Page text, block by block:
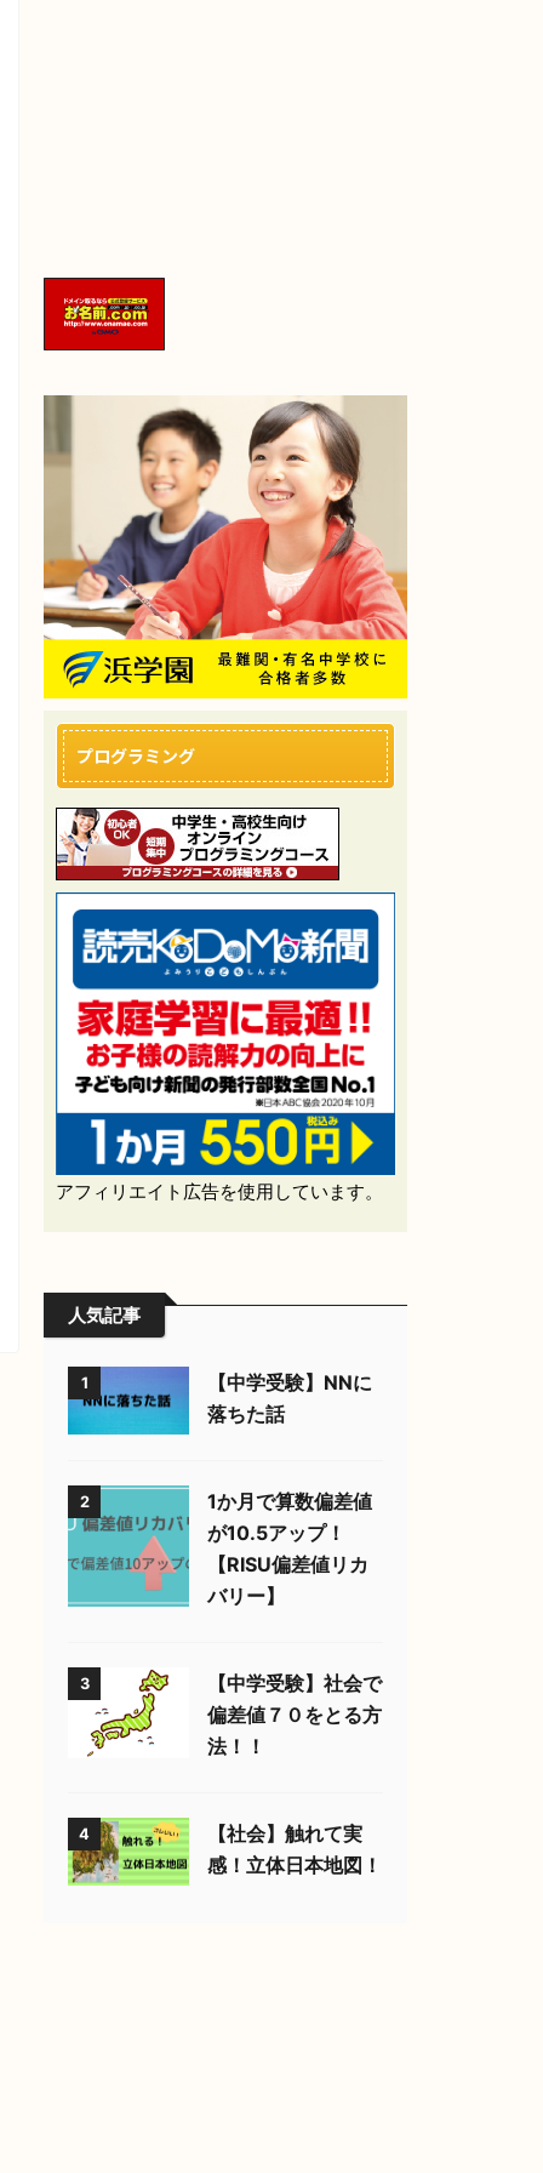
プログラミング
アフィリエイト広告を使用しています。
人気記事
1
【中学受験】NNに
落ちた話
2
1か月で算数偏差値
が10.5アップ！
【RISU偏差値リカ
バリー】
3
【中学受験】社会で
偏差値７０をとる方
法！！
4
【社会】触れて実
感！立体日本地図！